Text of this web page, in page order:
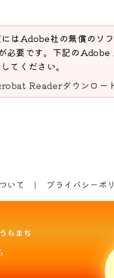
にはAdobe社の無償の
必要です。下記の
てください。
Readerダウンロー
いて プライバシーポ